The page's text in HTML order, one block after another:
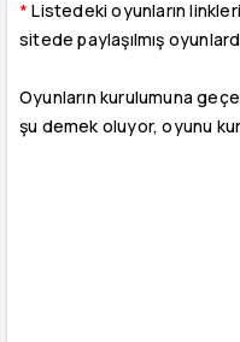
* Listedeki oyunların
sitede paylaşılmış
Oyunların kurulumuna
şu demek oluyor, oyunu